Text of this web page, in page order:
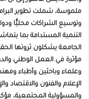
ملموسة، شملت تطوير
وتوسيع الشراكات محليًّا
الجامعة يشكلون ثروتها
مؤثرة في العمل الوطني
وعلماء وباحثين وأطباء
الإعلام والفنون والاقتصاد
والمسؤولية المجتمعية،